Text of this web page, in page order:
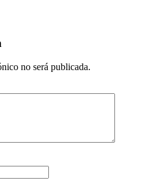
no será publicada.